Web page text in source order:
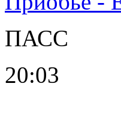
ПАСС
20:03